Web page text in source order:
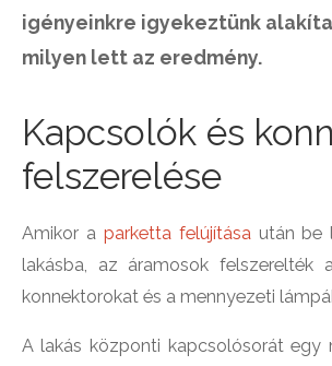
igényeinkre igyekeztünk
milyen lett az eredmény.
Kapcsolók és
felszerelése
Amikor a parketta felújításaután be
lakásba, az áramosok felszerelték
konnektorokat és a mennyezeti
A lakás központi kapcsolósorát egy